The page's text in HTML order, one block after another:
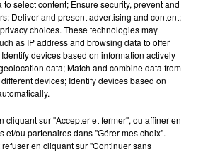
août 2026
Benny Blanco invite Selena Gomez et
Becky G sur son nouveau single
select content; Ensure security, prevent and
Deliver and present advertising and content;
choices. These technologies may
as IP address and browsing data to offer
devices based on information actively
data; Match and combine data from
devices; Identify devices based on
cliquant sur "Accepter et fermer", ou affiner en
et/ou partenaires dans "Gérer mes choix".
en cliquant sur "Continuer sans